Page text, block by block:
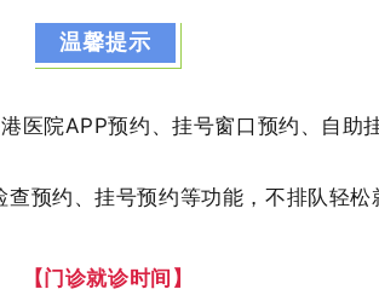
温馨提示
医院APP预约、挂号窗口预约、自助
预约、挂号预约等功能，不排队轻松
【门诊就诊时间】